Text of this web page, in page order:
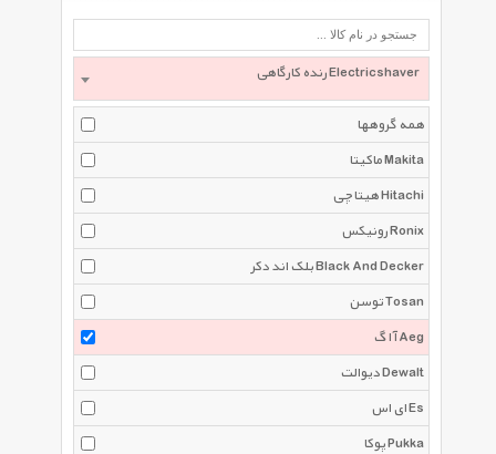
رنده کارگاهی Electricshaver
همه گروهها
ماکیتا Makita
هیتاچی Hitachi
رونیکس Ronix
بلک اند دکر Black And Decker
توسن Tosan
آ ا گ Aeg
دیوالت Dewalt
ای اس Es
پوکا Pukka